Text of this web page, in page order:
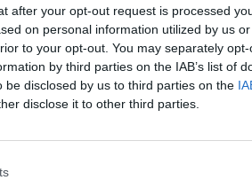
after your opt-out request is processed
on personal information utilized by us
to your opt-out. You may separately
by third parties on the IAB’s list of
disclosed by us to third parties on the
disclose it to other third parties.